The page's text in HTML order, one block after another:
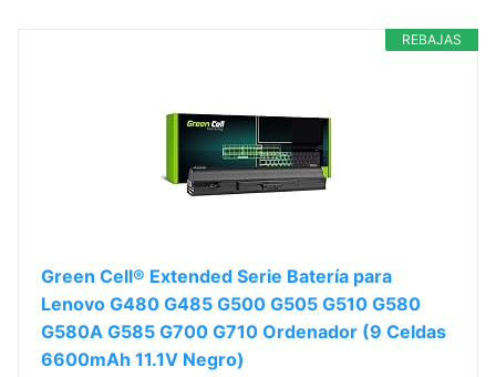
REBAJAS
Green Cell® Extended Serie Batería para
Lenovo G480 G485 G500 G505 G510 G580
G580A G585 G700 G710 Ordenador (9 Celdas
6600mAh 11.1V Negro)